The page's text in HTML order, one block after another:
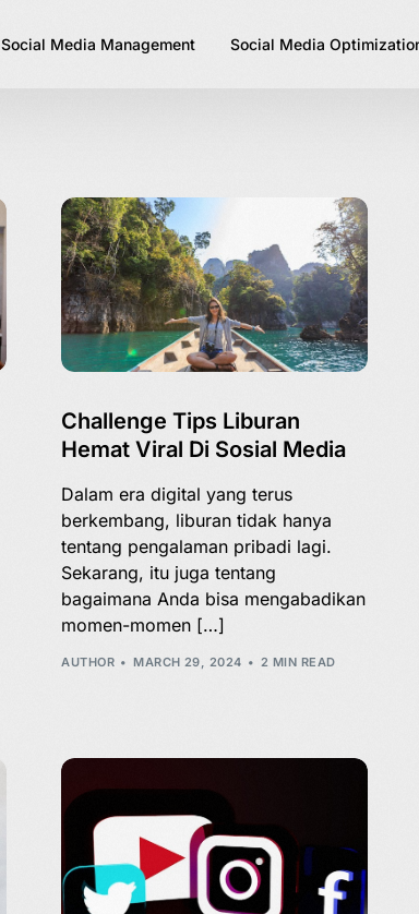
Social Media Management Social Media
Challenge Tips Liburan
Hemat Viral Di Sosial Media
Dalam era digital yang terus
berkembang, liburan tidak hanya
tentang pengalaman pribadi lagi.
Sekarang, itu juga tentang
bagaimana Anda bisa mengabadikan
momen-momen […]
AUTHOR MARCH 29, 2024 2 MIN READ